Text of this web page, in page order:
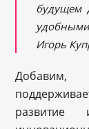
будущем
Игорь
Добавим,
развитие